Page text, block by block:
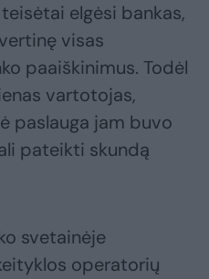
elgėsi bankas,
visas
paaiškinimus. Todėl
vartotojas,
paslauga jam buvo
pateikti skundą
svetainėje
operatorių